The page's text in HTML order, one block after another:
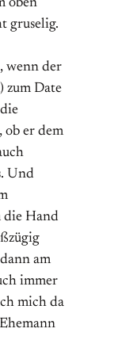
oben
gruselig.
wenn der
zum Date
ob er dem
Und
die Hand
am
immer
mich da